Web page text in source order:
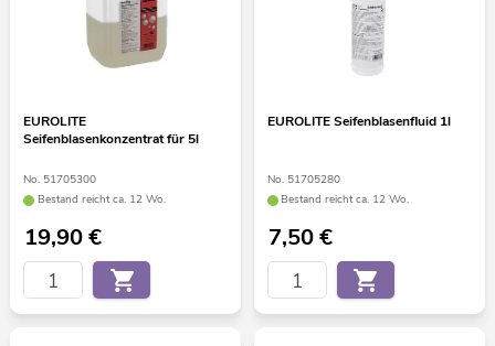
EUROLITE
Seifenblasenkonzentrat für 5l
No. 51705300
Bestand reicht ca. 12 Wo.
19,90€
EUROLITE Seifenblasenfluid 1l
No. 51705280
Bestand reicht ca. 12 Wo.
7,50€